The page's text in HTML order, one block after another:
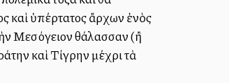
καὶ ὑπέρτατος ἄρχων ἐνὸς
Μεσόγειον θάλασσαν (ἢ
καὶ Τίγρην μέχρι τὰ